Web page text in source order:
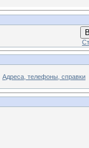
Адреса, телефоны, справки